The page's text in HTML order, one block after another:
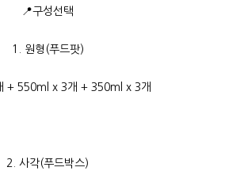
📍구성선택
1. 원형(푸드팟)
+ 550ml x 3개 + 350ml x 3개
2. 사각(푸드박스)